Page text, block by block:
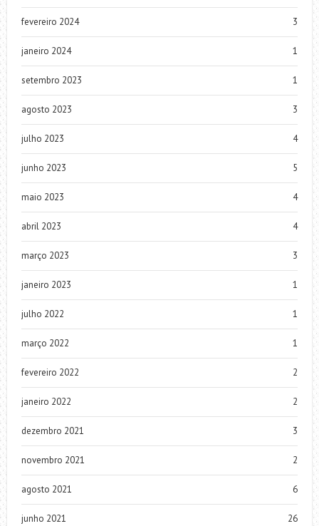
fevereiro 2024 3
janeiro 2024 1
setembro 2023 1
agosto 2023 3
julho 2023 4
junho 2023 5
maio 2023 4
abril 2023 4
março 2023 3
janeiro 2023 1
julho 2022 1
março 2022 1
fevereiro 2022 2
janeiro 2022 2
dezembro 2021 3
novembro 2021 2
agosto 2021 6
junho 2021 26